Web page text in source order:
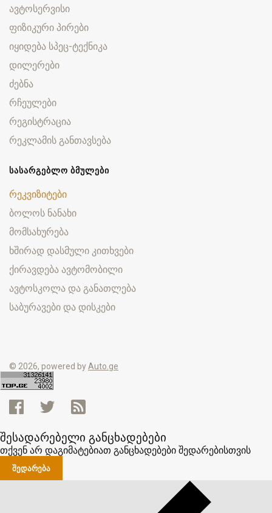
ავტოსერვისი
ფიზიკური პირები
იყიდება სპეც-ტექნიკა
დილერები
ძებნა
რჩეულები
რეგისტრაცია
რეკლამის განთავსება
ᲡᲐᲡᲐᲠᲒᲔᲑᲚᲝ ᲑᲛᲣᲚᲔᲑᲘ
რეკვიზიტები
ბოლოს ნანახი
მომსახურება
ხშირად დასმული კითხვები
ქირავდება ავტომობილი
ავტოსკოლა და განათლება
საბურავები და დისკები
© 2026, powered byAuto.ge
შესადარებელი განცხადებები
თქვენ არ დაგიმატებიათ განცხადებები შედარებისთვის
ᲨᲔᲓᲐᲠᲔᲑᲐ